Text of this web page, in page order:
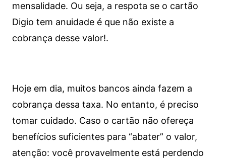
mensalidade. Ou seja, a respota se o cartão
Digio tem anuidade é que não existe a
cobrança desse valor!.
Hoje em dia, muitos bancos ainda fazem a
cobrança dessa taxa. No entanto, é preciso
tomar cuidado. Caso o cartão não ofereça
benefícios suficientes para “abater” o valor,
atenção: você provavelmente está perdendo